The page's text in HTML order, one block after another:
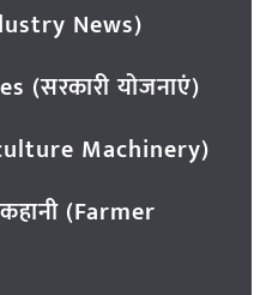
News)
(सरकारी योजनाएं)
Machinery)
(Farmer